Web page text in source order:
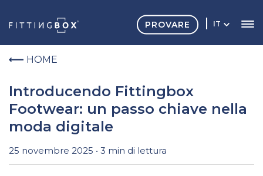
IT
PROVARE
HOME
Introducendo Fittingbox
Footwear: un passo chiave nella
moda digitale
25 novembre 2025 • 3 min di lettura